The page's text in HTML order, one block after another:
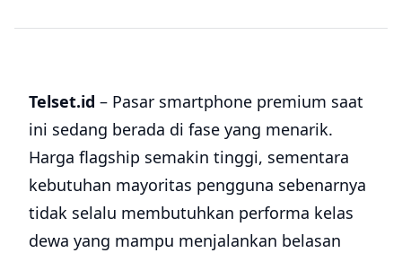
Telset.id – Pasar smartphone premium saat
ini sedang berada di fase yang menarik.
Harga flagship semakin tinggi, sementara
kebutuhan mayoritas pengguna sebenarnya
tidak selalu membutuhkan performa kelas
dewa yang mampu menjalankan belasan